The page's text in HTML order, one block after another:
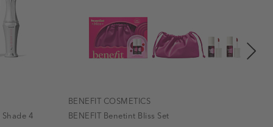
4
BENEFIT COSMETICS
BENEFIT Benetint Bliss Set